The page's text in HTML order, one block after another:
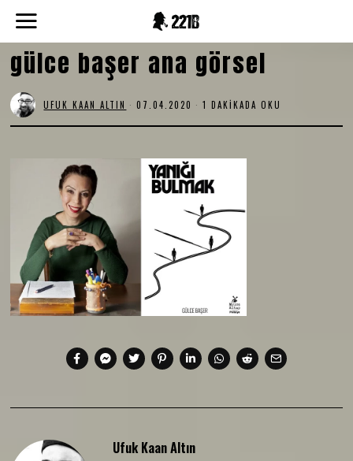
gülce başer ana görsel
UFUK KAAN ALTIN 07.04.2020 1 DAKIKADA OKU
Ufuk Kaan Altın